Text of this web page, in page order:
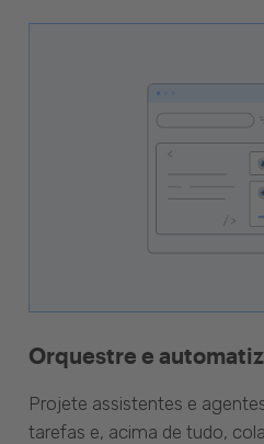
Orquestre e
Projete assistentes e
tarefas e, acima de tudo,